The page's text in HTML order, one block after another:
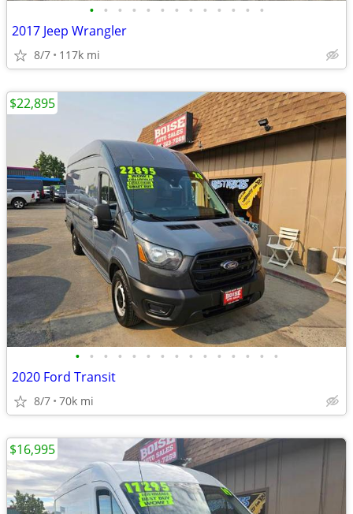
• • • • • • • • • • • • •
2017 Jeep Wrangler
8/7 117k mi
• • • • • • • • • • • • • • •
2020 Ford Transit
8/7 70k mi
$22,895
$16,995